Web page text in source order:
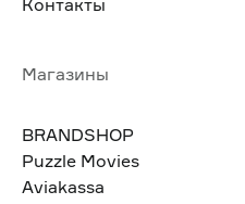
Магазины
BRANDSHOP
Puzzle Movies
Aviakassa